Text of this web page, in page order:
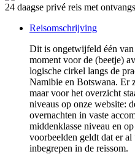
24 daagse privé reis met
Reisomschrijving
Dit is ongetwijfeld één
moment voor de (beetje)
logische cirkel langs de
Namibie en Botswana. Er
maar voor het overzicht
niveaus op onze website:
overnachten in vaste
middenklasse niveau en
voorbeelden geldt dat er al
inbegrepen in de reissom.